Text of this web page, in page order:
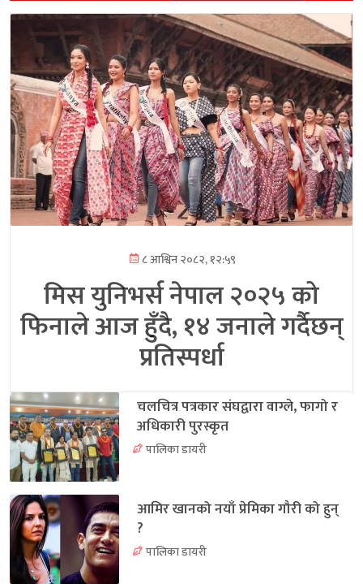
८ आश्विन २०८२, १२:५९
मिस युनिभर्स नेपाल २०२५ को
फिनाले आज हुँदै, १४ जनाले गर्दैछन्
प्रतिस्पर्धा
चलचित्र पत्रकार संघद्वारा वाग्ले, फागो र
अधिकारी पुरस्कृत
पालिका डायरी
आमिर खानको नयाँ प्रेमिका गौरी को हुन्
?
पालिका डायरी